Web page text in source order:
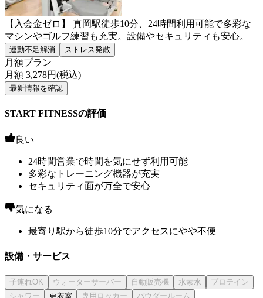
【入会金ゼロ】 真岡駅徒歩10分、24時間利用可能で多彩な
マシンやゴルフ練習も充実。設備やセキュリティも安心。
運動不足解消 ストレス発散
月額プラン
月額 3,278円(税込)
最新情報を確認
START FITNESSの評価
良い
24時間営業で時間を気にせず利用可能
多彩なトレーニング機器が充実
セキュリティ面が万全で安心
気になる
最寄り駅から徒歩10分でアクセスにやや不便
設備・サービス
更衣室